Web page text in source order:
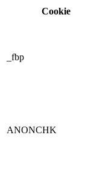
Cookie
_fbp
ANONCHK